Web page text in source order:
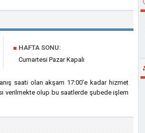
■ HAFTA SONU:
Cumartesi Pazar Kapalı
saati olan akşam 17:00'e kadar hizmet
verilmekte olup bu saatlerde şubede işlem